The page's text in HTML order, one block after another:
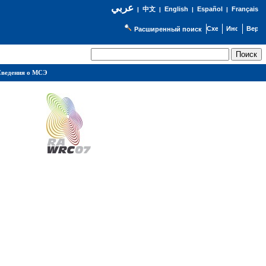
عربي| 中文| English | Español | Français
Расширенный поиск
о МСЭ